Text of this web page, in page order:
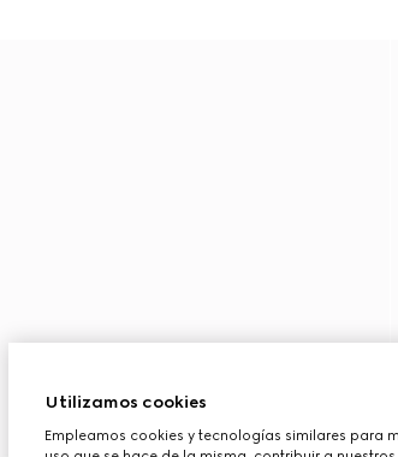
Utilizamos cookies
Empleamos cookies y tecnologías similares para